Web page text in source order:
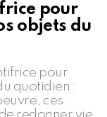
pour
objets du
pour
quotidien :
ces